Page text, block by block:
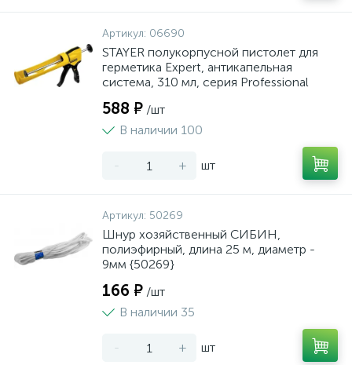
Артикул: 06690
STAYER полукорпусной пистолет для
герметика Expert, антикапельная
система, 310 мл, серия Professional
588 ₽ /шт
В наличии 100
- + шт
Артикул: 50269
Шнур хозяйственный СИБИН,
полиэфирный, длина 25 м, диаметр -
9мм {50269}
166 ₽ /шт
В наличии 35
- + шт